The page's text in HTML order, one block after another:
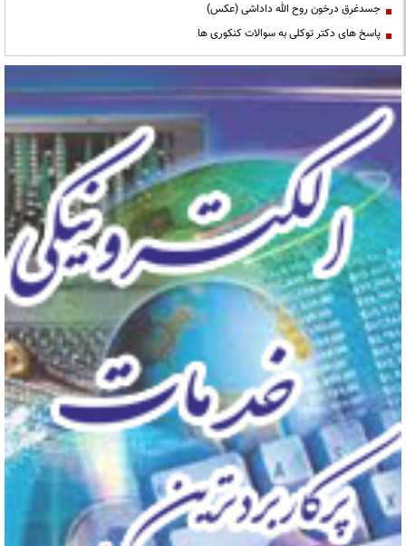
جسدغرق درخون روح الله داداشی (عکس)
پاسخ های دکتر توکلی به سوالات کنکوری ها